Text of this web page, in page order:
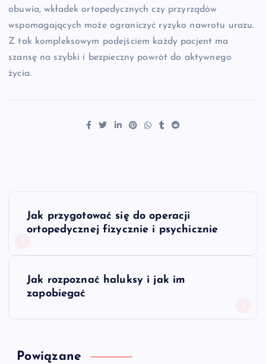
obuwia, wkładek ortopedycznych czy przyrządów
wspomagających może ograniczyć ryzyko nawrotu urazu.
Z tak kompleksowym podejściem każdy pacjent ma
szansę na szybki i bezpieczny powrót do aktywnego
życia.
N
a
Jak przygotować się do operacji
ortopedycznej fizycznie i psychicznie
Jak rozpoznać haluksy i jak im
zapobiegać
Powiązane